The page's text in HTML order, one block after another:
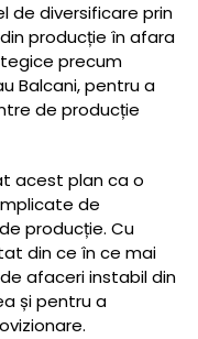
de diversificare prin
producție în afara
precum
Balcani, pentru a
de producție
acest plan ca o
de
producție. Cu
din ce în ce mai
afaceri instabil din
și pentru a